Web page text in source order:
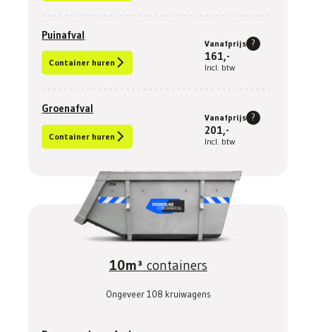
Puinafval
Container huren
Vanafprijs ?
161,-
Incl. btw
Groenafval
Container huren
Vanafprijs ?
201,-
Incl. btw
10m³ containers
Ongeveer 108 kruiwagens